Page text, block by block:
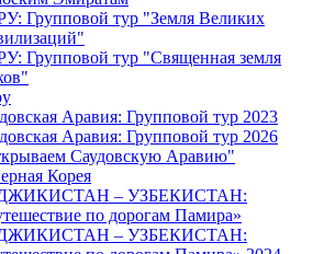
Групповой тур "Земля Великих
Групповой тур "Священная земля
Аравия: Групповой тур 2023
Аравия: Групповой тур 2026
Саудовскую Аравию"
Корея
– УЗБЕКИСТАН:
по дорогам Памира»
– УЗБЕКИСТАН: